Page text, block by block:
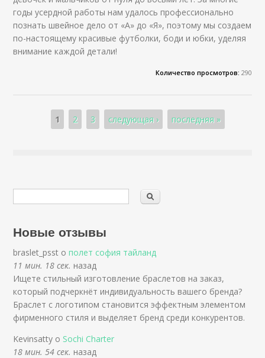
годы усердной работы нам удалось профессионально
познать швейное дело от «А» до «Я», поэтому мы создаем
по-настоящему красивые футболки, боди и юбки, уделяя
внимание каждой детали!
Количество просмотров: 290
Страницы
1 2 3 следующая › последняя »
Новые отзывы
braslet_psst ополет софия тайланд
11 мин. 18 сек. назад
Ищете стильный изготовление браслетов на заказ,
который подчеркнёт индивидуальность вашего бренда?
Браслет с логотипом становится эффектным элементом
фирменного стиля и выделяет бренд среди конкурентов.
Kevinsatty о Sochi Charter
18 мин. 54 сек. назад